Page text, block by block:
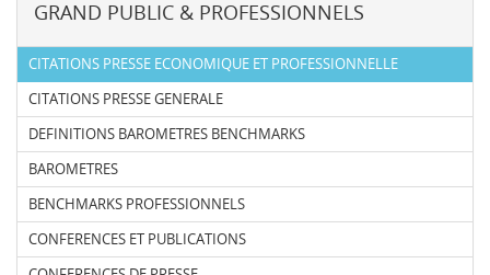
GRAND PUBLIC & PROFESSIONNELS
CITATIONS PRESSE ECONOMIQUE ET PROFESSIONNELLE
CITATIONS PRESSE GENERALE
DEFINITIONS BAROMETRES BENCHMARKS
BAROMETRES
BENCHMARKS PROFESSIONNELS
CONFERENCES ET PUBLICATIONS